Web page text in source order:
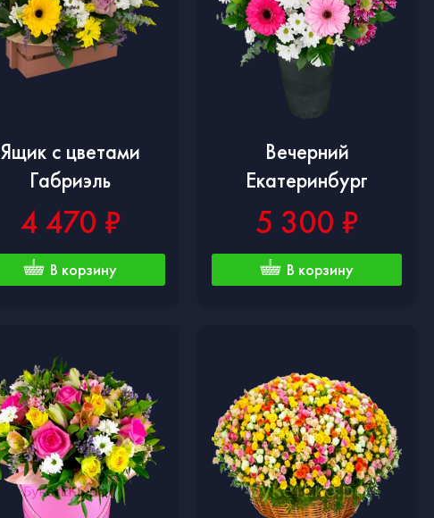
Ящик с цветами
Габриэль
4 470 ₽
В корзину
Вечерний
Екатеринбург
5 300 ₽
В корзину